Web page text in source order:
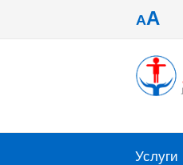
AA
Услуги